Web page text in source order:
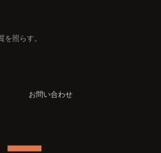
照らす。
お問い合わせ